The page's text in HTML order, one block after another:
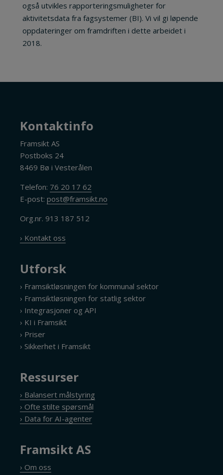
også utvikles rapporteringsmuligheter for
aktivitetsdata fra fagsystemer (BI). Vi vil gi løpende
oppdateringer om framdriften i dette arbeidet i
2018.
Kontaktinfo
Framsikt AS
Postboks 24
8469 Bø i Vesterålen
Telefon: 76 20 17 62
E-post:post@framsikt.no
Org.nr. 913 187 512
› Kontakt oss
Utforsk
› Framsiktløsningen for kommunal sektor
› Framsiktløsningen for statlig sektor
› Integrasjoner og API
› KI i Framsikt
› Priser
› Sikkerhet i Framsikt
Ressurser
› Balansert målstyring
› Ofte stilte spørsmål
› Data for AI-agenter
Framsikt AS
› Om oss